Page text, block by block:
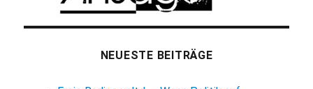
NEUESTE BEITRÄGE